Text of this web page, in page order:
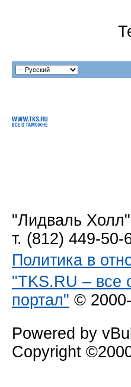
"Лидваль
т. (812) 449-
Политика в
"TKS.RU – все
портал" ©
Powered by
Copyright